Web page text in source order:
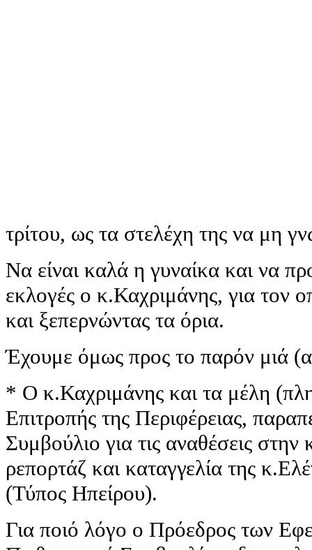
τρίτου, ως τα στελέχη της να μη
Να είναι καλά η γυναίκα και να
εκλογές ο κ.Καχριμάνης, για τον
και ξεπερνώντας τα όρια.
Έχουμε όμως προς το παρόν μιά
* Ο κ.Καχριμάνης και τα μέλη
Επιτροπής της Περιφέρειας,
Συμβούλιο για τις αναθέσεις
ρεπορτάζ και καταγγελία της
(Τύπος Ηπείρου).
Για ποιό λόγο ο Πρόεδρος των